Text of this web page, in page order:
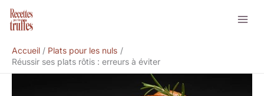
Aller
Accueil
Plats pour les nuls
Réussir ses plats rôtis : erreurs à éviter
Rechercher